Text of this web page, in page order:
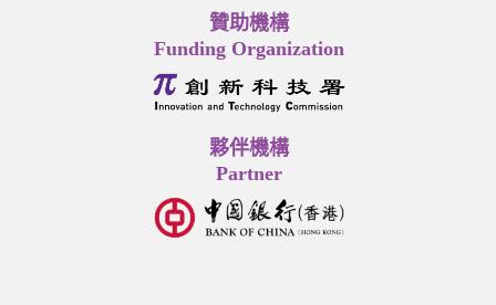
贊助機構
Funding Organization
夥伴機構
Partner